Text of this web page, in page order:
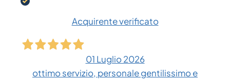
Acquirente verificato
01 Luglio 2026
ottimo servizio, personale gentilissimo e